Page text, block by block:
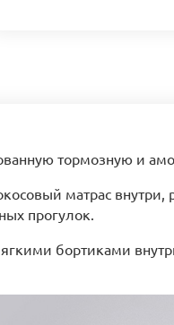
тормозную и
матрас
прогулок.
бортиками